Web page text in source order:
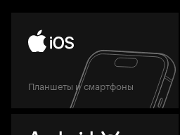
Планшеты и смартфоны